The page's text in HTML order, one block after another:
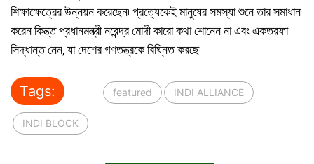
শিক্ষাক্ষেত্রের উন্নয়ন করেছেন৷ প্রত্যেকেই মানুষের সমস্যা শুনে তার সমাধান
করেন কিন্ত্ত প্রধানমন্ত্রী নরেন্দ্র মোদী কারো কথা শোনেন না এবং একতরফা
সিদ্ধান্ত নেন, যা দেশের গণতন্ত্রকে বিঘ্নিত করছে৷
Tags: featured INDI ALLIANCE
INDI BLOCK